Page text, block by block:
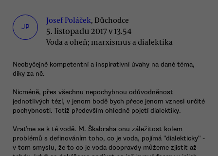
JP
Josef Poláček, Důchodce
5. listopadu 2017 v 13.54
Voda a oheň; marxismus a dialektika
Neobyčejně kompetentní a inspirativní úvahy na dané téma,
díky za ně.
Nicméně, přes všechnu nepochybnou odůvodněnost
jednotlivých tézí, v jenom bodě bych přece jenom vznesl určité
pochybnosti. Totiž především ohledně pojetí dialektiky.
Vraťme se k té vodě. M. Škabraha onu záležitost kolem
problémů s definováním toho, co je voda, pojímá "dialekticky" -
v tom smyslu, že to co je voda doopravdy můžeme zjistit až